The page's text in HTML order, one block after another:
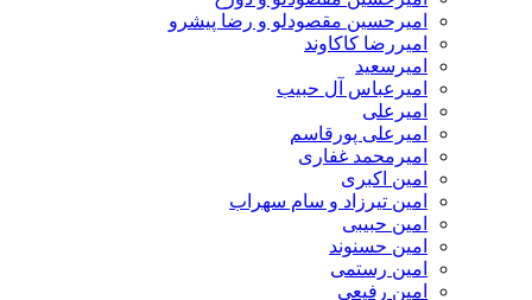
امیرحسین مقصودلو و رضا پیشرو
امیررضا کاکاوند
امیرسعید
امیرعباس آل حبیب
امیرعلی
امیرعلی پورقاسم
امیرمحمد غفاری
امین اکبری
امین تیرزاد و سام سهراب
امین حبیبی
امین حسنوند
امین رستمی
امین رفیعی